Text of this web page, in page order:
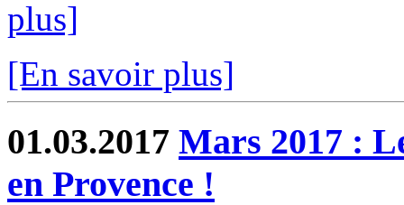
plus]
[En savoir plus]
01.03.2017 Mars 2017 :
en Provence !